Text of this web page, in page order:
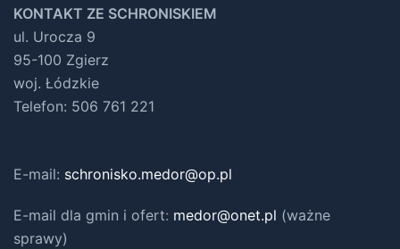
KONTAKT ZE SCHRONISKIEM
ul. Urocza 9
95-100 Zgierz
woj. Łódzkie
Telefon: 506 761 221
E-mail: schronisko.medor@op.pl
E-mail dla gmin i ofert: medor@onet.pl (ważne
sprawy)